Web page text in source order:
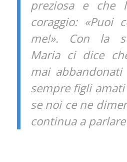
preziosa e che
coraggio: «Puoi
me!». Con la
Maria ci dice
mai
sempre figli
se noi ce ne
continua a